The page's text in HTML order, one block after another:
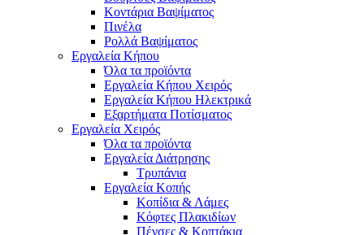
Κοντάρια Βαψίματος
Πινέλα
Ρολλά Βαψίματος
Εργαλεία Κήπου
Όλα τα προϊόντα
Εργαλεία Κήπου Χειρός
Εργαλεία Κήπου Ηλεκτρικά
Εξαρτήματα Ποτίσματος
Εργαλεία Χειρός
Όλα τα προϊόντα
Εργαλεία Διάτρησης
Τρυπάνια
Εργαλεία Κοπής
Κοπίδια & Λάμες
Κόφτες Πλακιδίων
Πένσες & Κοπτάκια